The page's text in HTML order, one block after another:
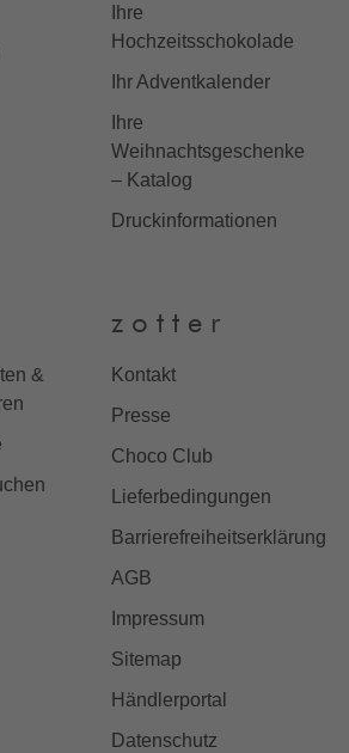
Ihre
Hochzeitsschokolade
Ihr Adventkalender
Ihre
Weihnachtsgeschenke
– Katalog
Druckinformationen
&
z o t t e r
Kontakt
Presse
Choco Club
Lieferbedingungen
Barrierefreiheitserklärung
AGB
Impressum
Sitemap
Händlerportal
Datenschutz